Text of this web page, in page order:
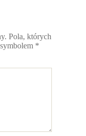
Pola, których
*